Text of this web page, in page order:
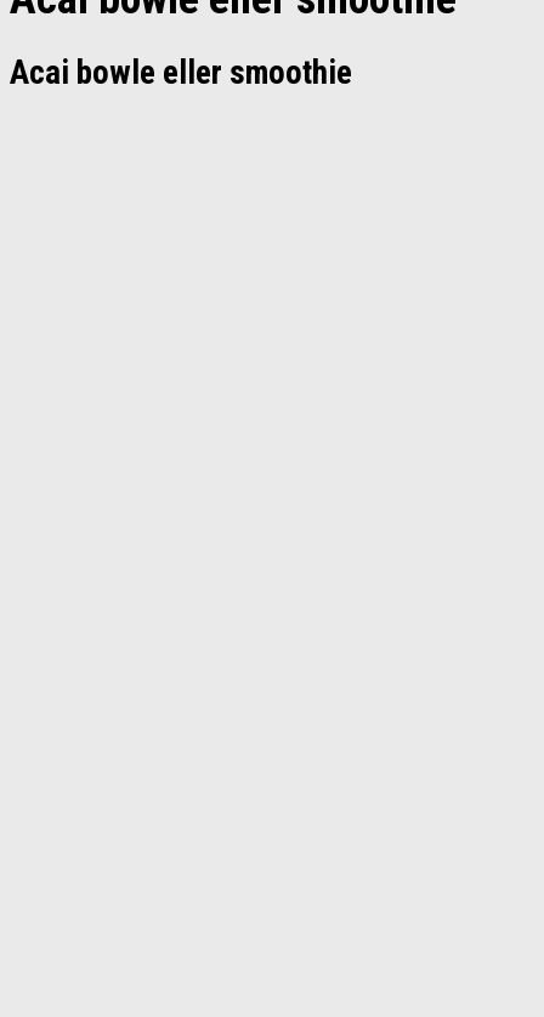
Acai bowle eller smoothie